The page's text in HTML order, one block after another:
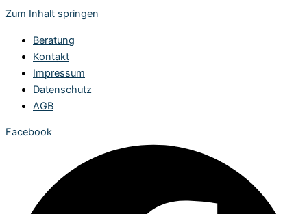
Zum Inhalt springen
Beratung
Kontakt
Impressum
Datenschutz
AGB
Facebook